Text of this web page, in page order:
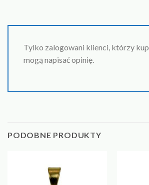
Tylko zalogowani klienci, którzy
mogą napisać opinię.
PODOBNE PRODUKTY